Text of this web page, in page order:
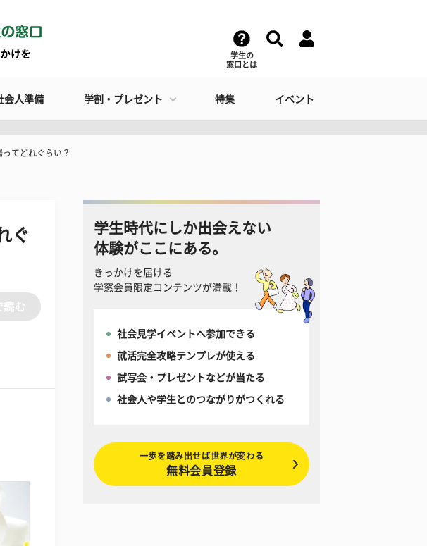
学生の
窓口とは
会人準備 学割・プレゼント 特集 イベント
てどれぐらい？
ぐ
読む
学生時代にしか出会えない
体験がここにある。
きっかけを届ける
学窓会員限定コンテンツが満載！
社会見学イベントへ参加できる
就活完全攻略テンプレが使える
試写会・プレゼントなどが当たる
社会人や学生とのつながりがつくれる
一歩を踏み出せば世界が変わる
無料会員登録